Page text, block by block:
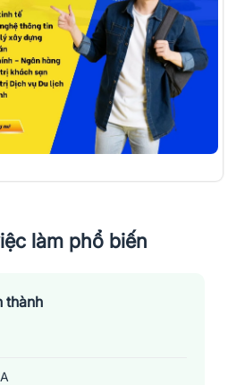
làm phổ biến
thành